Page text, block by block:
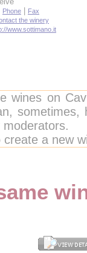
Phone Fax
the winery
www.sottimano.it
wines on
a new